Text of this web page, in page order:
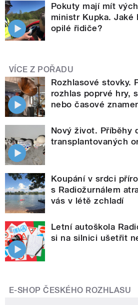
Pokuty mají mít
ministr Kupka. Jaké
opilé řidiče?
VÍCE Z POŘADU
Rozhlasové stovky.
rozhlas poprvé hry,
nebo časové
Nový život. Příběhy
transplantovaných
Koupání v srdci
s Radiožurnálem
vás v létě zchladí
Letní autoškola
si na silnici ušetřit
E-SHOP ČESKÉHO ROZHLASU